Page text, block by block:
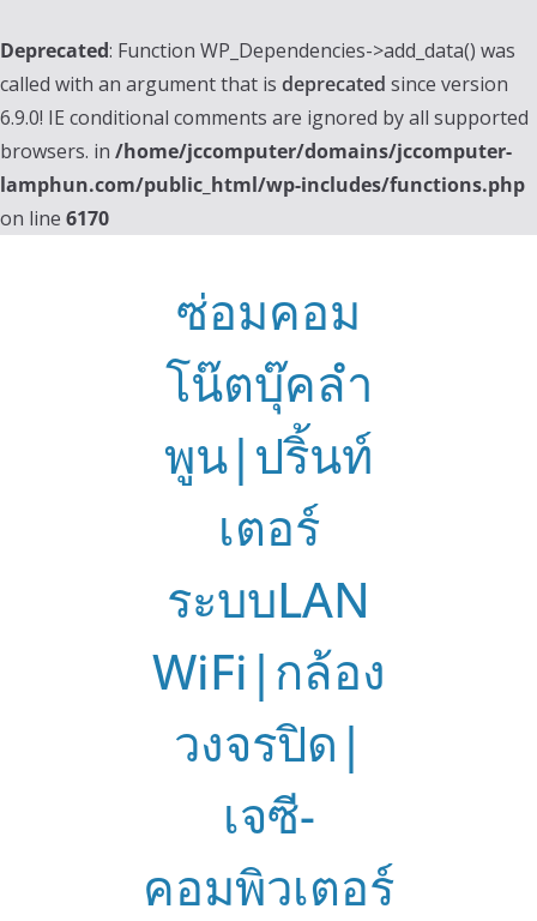
Deprecated: Function WP_Dependencies->add_data() was
called with an argument that is deprecated since version
6.9.0! IE conditional comments are ignored by all supported
browsers. in /home/jccomputer/domains/jccomputer-
lamphun.com/public_html/wp-includes/functions.php
on line 6170
ซ่อมคอม
โน๊ตบุ๊คลำ
พูน|ปริ้นท์
เตอร์
ระบบLAN
WiFi|กล้อง
วงจรปิด|
เจซี-
คอมพิวเตอร์